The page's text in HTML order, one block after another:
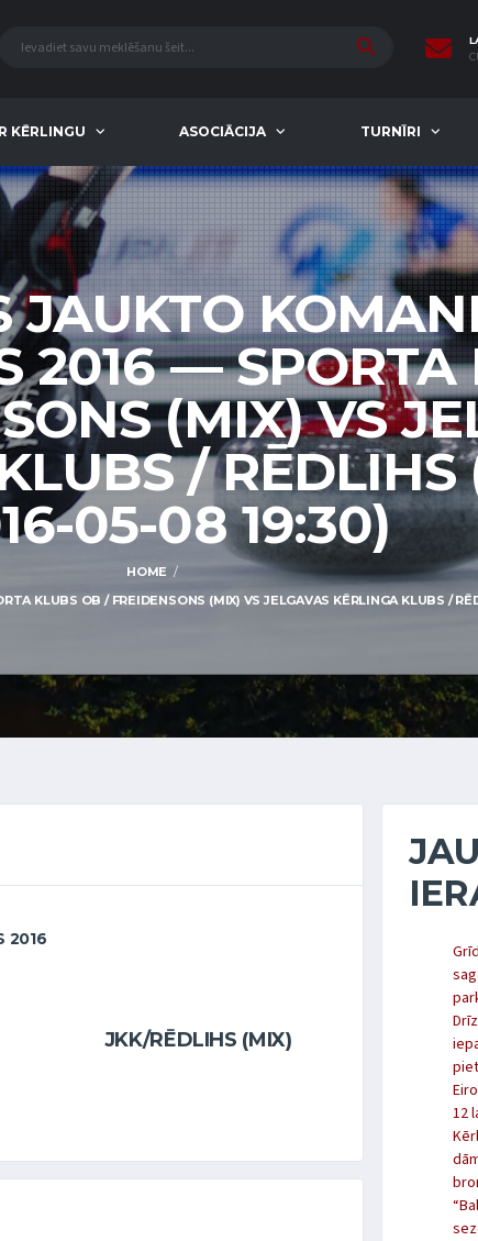
KĒRLINGU ASOCIĀCIJA TURNĪRI
JAUKTO
2016 — SPORTA
(MIX) VS
/ RĒDLIHS
05-08 19:30)
HOME
KLUBS OB / FREIDENSONS (MIX) VS JELGAVAS KĒRLINGA KLUBS /
2016
JKK/RĒDLIHS (MIX)
12